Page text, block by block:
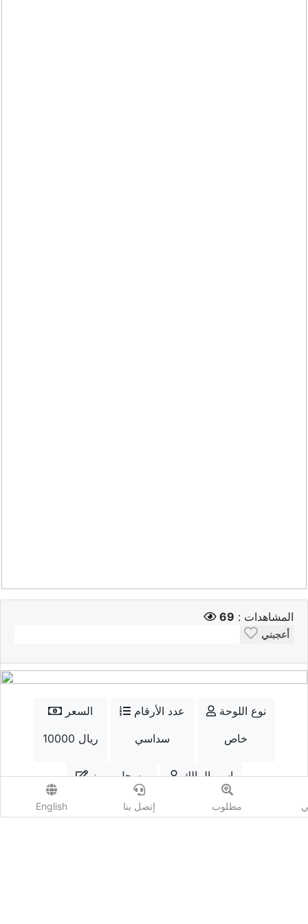
المشاهدات : 69
أعجبني
السعر
10000 ريال
عدد الأرقام
سداسي
نوع اللوحة
خاص
مسجل مميز
إسم المالك
qtr.numمطلوب إتصل بنا English